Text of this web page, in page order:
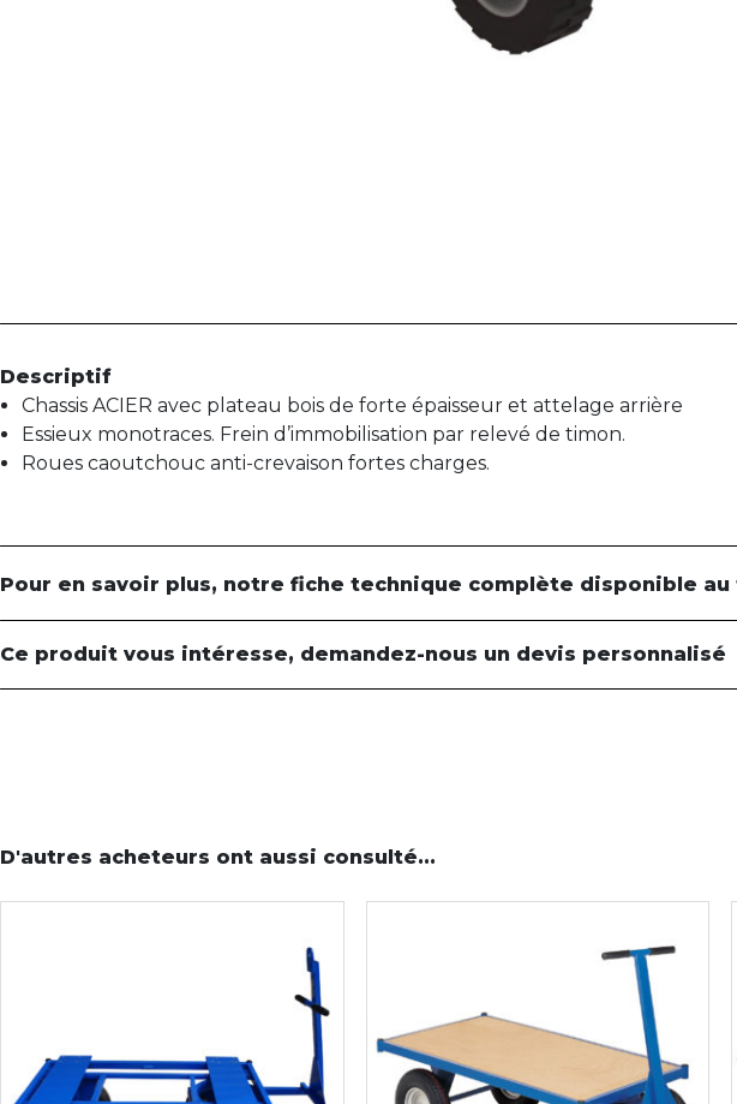
Descriptif
Chassis ACIER avec plateau bois de forte épaisseur et attelage arrière
Essieux monotraces. Frein d’immobilisation par relevé de timon.
Roues caoutchouc anti-crevaison fortes charges.
Pour en savoir plus, notre fiche technique complète disponible au
Ce produit vous intéresse, demandez-nous un devis personnalisé
D'autres acheteurs ont aussi consulté...